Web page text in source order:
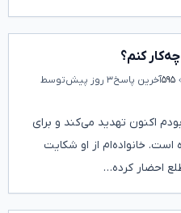
کنم؟
۵۹۵آخرین پاسخ۳ روز پیش
توسط
اکنون تهدید می‌کند و برای
است. خانواده‌ام از او شکایت
احضار کرده…